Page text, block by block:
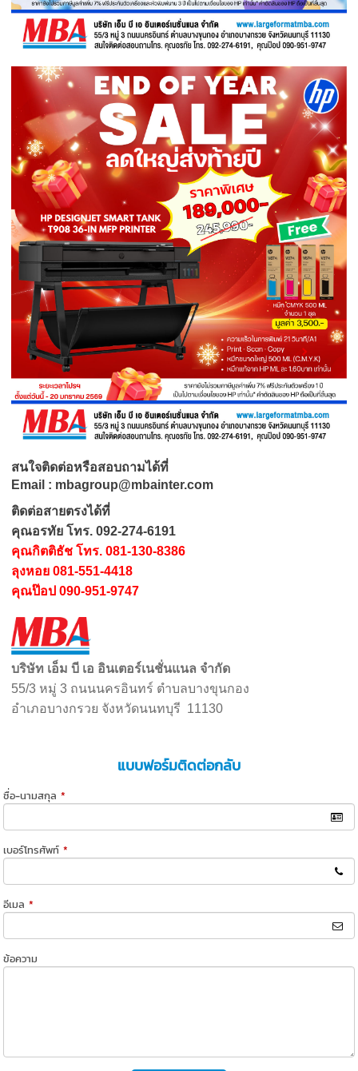
สนใจติดต่อหรือสอบถามได้ที่
Email : mbagroup@mbainter.com
ติดต่อสายตรงได้ที่
คุณอรทัย โทร. 092-274-6191
คุณกิตติธัช โทร. 081-130-8386
ลุงหอย 081-551-4418
คุณป๊อป 090-951-9747
บริษัท เอ็ม บี เอ อินเตอร์เนชั่นแนล จำกัด
55/3 หมู่ 3 ถนนนครอินทร์ ตำบลบางขุนกอง
อำเภอบางกรวย จังหวัดนนทบุรี 11130
แบบฟอร์มติดต่อกลับ
ชื่อ-นามสกุล *
เบอร์โทรศัพท์ *
อีเมล *
ข้อความ